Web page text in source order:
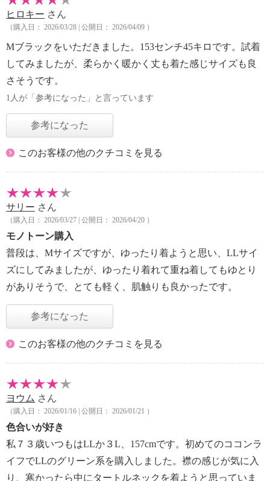
ヒロキー さん
（購入日： 2026/03/28 | 公開日： 2026/04/09 ）
Mブラックをいただきました。153センチ45キロです。試着
してみましたが、柔らかく暖かく丈も着た感じサイズも良
さそうです。
1人が「参考になった」と言っています
参考になった
このお客様の他のクチコミを見る
サリー さん
（購入日： 2026/03/27 | 公開日： 2026/04/20 ）
モノトーン購入
普段は、Mサイズですが、ゆったり着ようと思い、LLサイ
ズにしてみましたが、ゆったり着れて重ね着してもゆとり
がありそうで、とても軽く、肌触りも良かったです。
参考になった
このお客様の他のクチコミを見る
ヨウム さん
（購入日： 2026/01/16 | 公開日： 2026/01/21 ）
色合いが好き
私７３歳いつもはLLか３L、157cmです。初めてのココンラ
イフでLLのグリーン系を購入しました。襟の感じが気に入
り、寒かったら中にタートルネックを着ようと思っていま